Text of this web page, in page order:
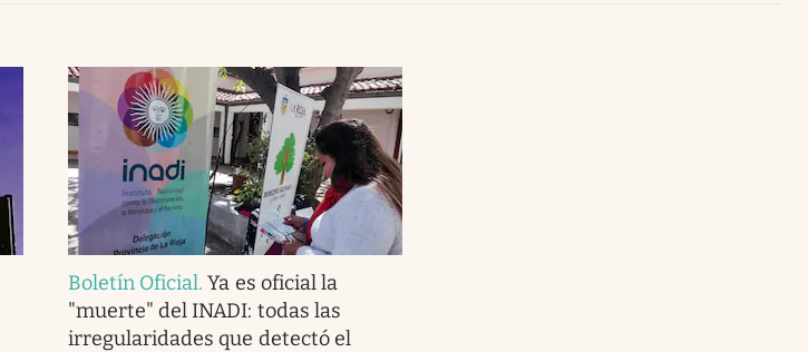
Boletín Oficial.Ya es oficial la
"muerte" del INADI: todas las
irregularidades que detectó el